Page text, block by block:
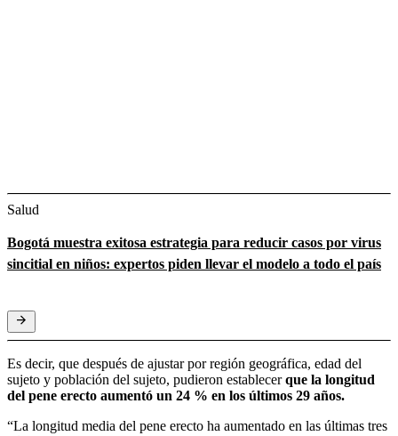
Salud
Bogotá muestra exitosa estrategia para reducir casos por virus
sincitial en niños: expertos piden llevar el modelo a todo el país
Es decir, que después de ajustar por región geográfica, edad del
sujeto y población del sujeto, pudieron establecerque la longitud
del pene erecto aumentó un 24 % en los últimos 29 años.
“La longitud media del pene erecto ha aumentado en las últimas tres